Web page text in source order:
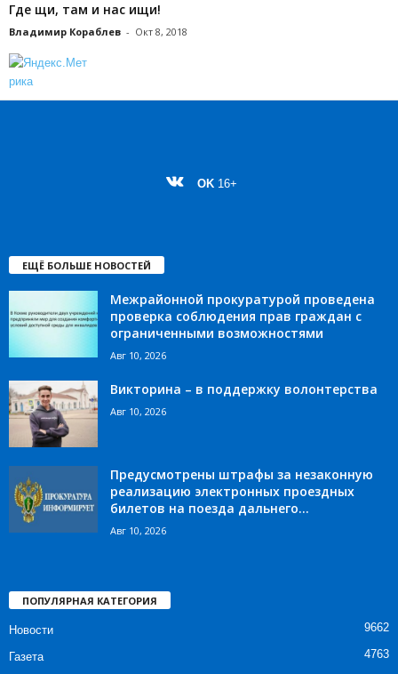
Где щи, там и нас ищи!
Владимир Кораблев - Окт 8, 2018
OK 16+
ЕЩЁ БОЛЬШЕ НОВОСТЕЙ
Межрайонной прокуратурой проведена
проверка соблюдения прав граждан с
ограниченными возможностями
Авг 10, 2026
Викторина – в поддержку волонтерства
Авг 10, 2026
Предусмотрены штрафы за незаконную
реализацию электронных проездных
билетов на поезда дальнего...
Авг 10, 2026
ПОПУЛЯРНАЯ КАТЕГОРИЯ
Новости 9662
Газета 4763